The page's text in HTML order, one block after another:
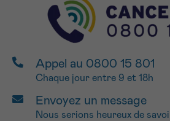
Appel au 0800 15 801
Chaque jour entre 9 et 18h
Envoyez un message
Nous serions heureux de